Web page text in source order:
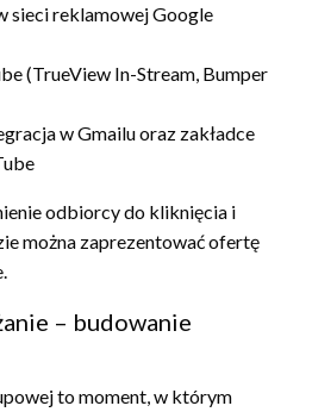
sieci reklamowej Google
(TrueView In-Stream, Bumper
w Gmailu oraz zakładce
odbiorcy do kliknięcia i
można zaprezentować ofertę
– budowanie
to moment, w którym